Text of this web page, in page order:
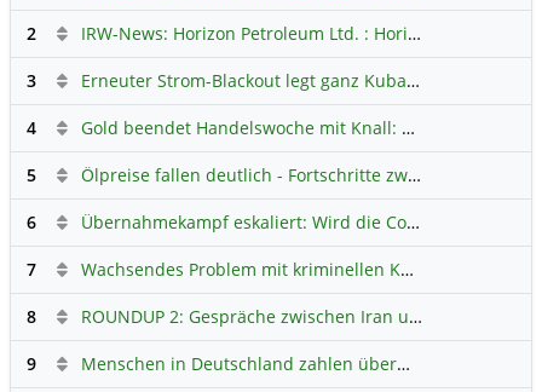
2 IRW-News: Horizon Petroleum Ltd. : Horizon Petroleum beginnt mit der Testförderung im Projekt Lachowice in Polen und schließt die Platzierung einer überzeichneten Wandelanleihe ab
3 Erneuter Strom-Blackout legt ganz Kuba lahm
4 Gold beendet Handelswoche mit Knall: Barrick Mining – Ist diese Aktie wieder ein Kauf?
5 Ölpreise fallen deutlich - Fortschritte zwischen USA und Iran belasten
6 Übernahmekampf eskaliert: Wird die Commerzbank italienisch?
7 Wachsendes Problem mit kriminellen Kunden im Online-Handel
8 ROUNDUP 2: Gespräche zwischen Iran und USA starten - Vance optimistisch
9 Menschen in Deutschland zahlen überwiegend ohne Bargeld